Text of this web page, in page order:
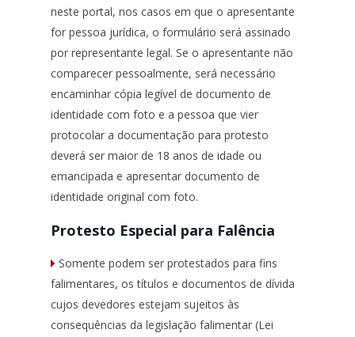
neste portal, nos casos em que o apresentante
for pessoa jurídica, o formulário será assinado
por representante legal. Se o apresentante não
comparecer pessoalmente, será necessário
encaminhar cópia legível de documento de
identidade com foto e a pessoa que vier
protocolar a documentação para protesto
deverá ser maior de 18 anos de idade ou
emancipada e apresentar documento de
identidade original com foto.
Protesto Especial para Falência
Somente podem ser protestados para fins
falimentares, os títulos e documentos de dívida
cujos devedores estejam sujeitos às
consequências da legislação falimentar (Lei